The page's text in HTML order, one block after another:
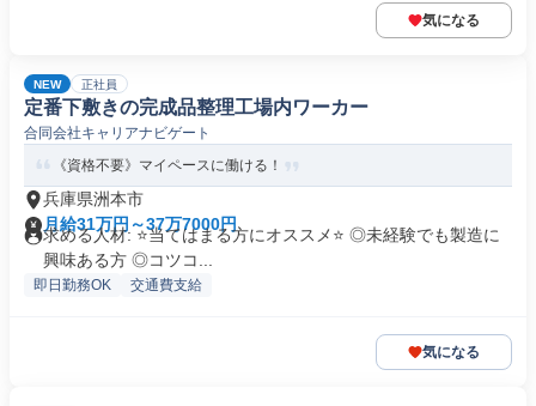
気になる
NEW 正社員
定番下敷きの完成品整理工場内ワーカー
合同会社キャリアナビゲート
《資格不要》マイペースに働ける！
兵庫県洲本市
月給31万円～37万7000円
求める人材: ⭐️当てはまる方にオススメ⭐️ ◎未経験でも製造に
興味ある方 ◎コツコ...
即日勤務OK 交通費支給
気になる